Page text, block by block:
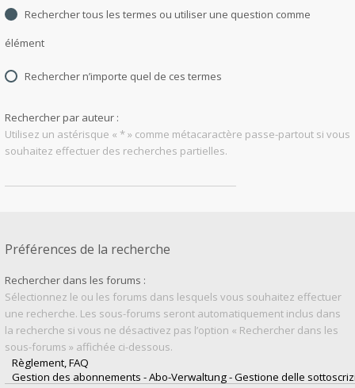
Rechercher tous les termes ou utiliser une question comme
élément
Rechercher n’importe quel de ces termes
Rechercher par auteur :
Utilisez un astérisque « * » comme métacaractère passe-partout si vous
souhaitez effectuer des recherches partielles.
Préférences de la recherche
Rechercher dans les forums :
Sélectionnez le ou les forums dans lesquels vous souhaitez effectuer
une recherche. Les sous-forums seront automatiquement inclus dans
la recherche si vous ne désactivez pas l’option « Rechercher dans les
sous-forums » affichée ci-dessous.